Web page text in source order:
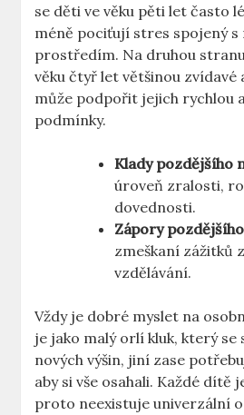
se děti ve věku pěti let často
méně pociťují stres spojený s
prostředím. Na druhou
věku čtyř let většinou zvídavé
může podpořit jejich rychlou
podmínky.
Klady pozdějšího
úroveň zralosti,
dovednosti.
Zápory
zmeškaní zážitků
vzdělávání.
Vždy je dobré myslet na
je jako malý orlí kluk, který se
nových výšin, jiní zase
aby si vše osahali. Každé dítě
proto neexistuje univerzální